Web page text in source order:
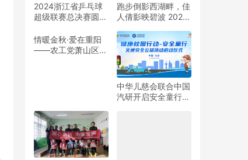
2024浙江省乒乓球
超级联赛总决赛圆满
跑步倒影西湖畔，佳
人倩影映碧波 2024
靓丽开赛
情暖金秋·爱在重阳
——农工党萧山区基
中华儿慈会联合中国
汽研开启安全童行公